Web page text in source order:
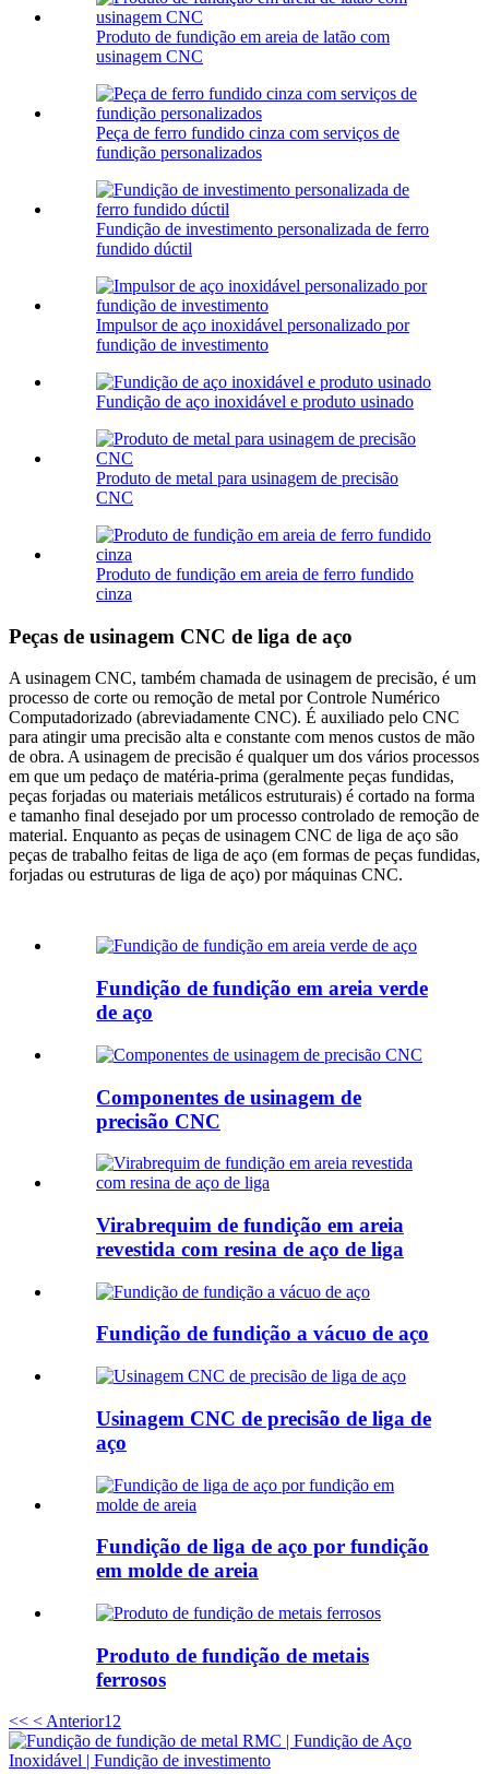
Produto de fundição em areia de latão com
usinagem CNC
Peça de ferro fundido cinza com serviços de
fundição personalizados
Fundição de investimento personalizada de ferro
fundido dúctil
Impulsor de aço inoxidável personalizado por
fundição de investimento
Fundição de aço inoxidável e produto usinado
Produto de metal para usinagem de precisão
CNC
Produto de fundição em areia de ferro fundido
cinza
Peças de usinagem CNC de liga de aço
A usinagem CNC, também chamada de usinagem de precisão, é um
processo de corte ou remoção de metal por Controle Numérico
Computadorizado (abreviadamente CNC). É auxiliado pelo CNC
para atingir uma precisão alta e constante com menos custos de mão
de obra. A usinagem de precisão é qualquer um dos vários processos
em que um pedaço de matéria-prima (geralmente peças fundidas,
peças forjadas ou materiais metálicos estruturais) é cortado na forma
e tamanho final desejado por um processo controlado de remoção de
material. Enquanto as peças de usinagem CNC de liga de aço são
peças de trabalho feitas de liga de aço (em formas de peças fundidas,
forjadas ou estruturas de liga de aço) por máquinas CNC.
Fundição de fundição em areia verde
de aço
Componentes de usinagem de
precisão CNC
Virabrequim de fundição em areia
revestida com resina de aço de liga
Fundição de fundição a vácuo de aço
Usinagem CNC de precisão de liga de
aço
Fundição de liga de aço por fundição
em molde de areia
Produto de fundição de metais
ferrosos
<< < Anterior12